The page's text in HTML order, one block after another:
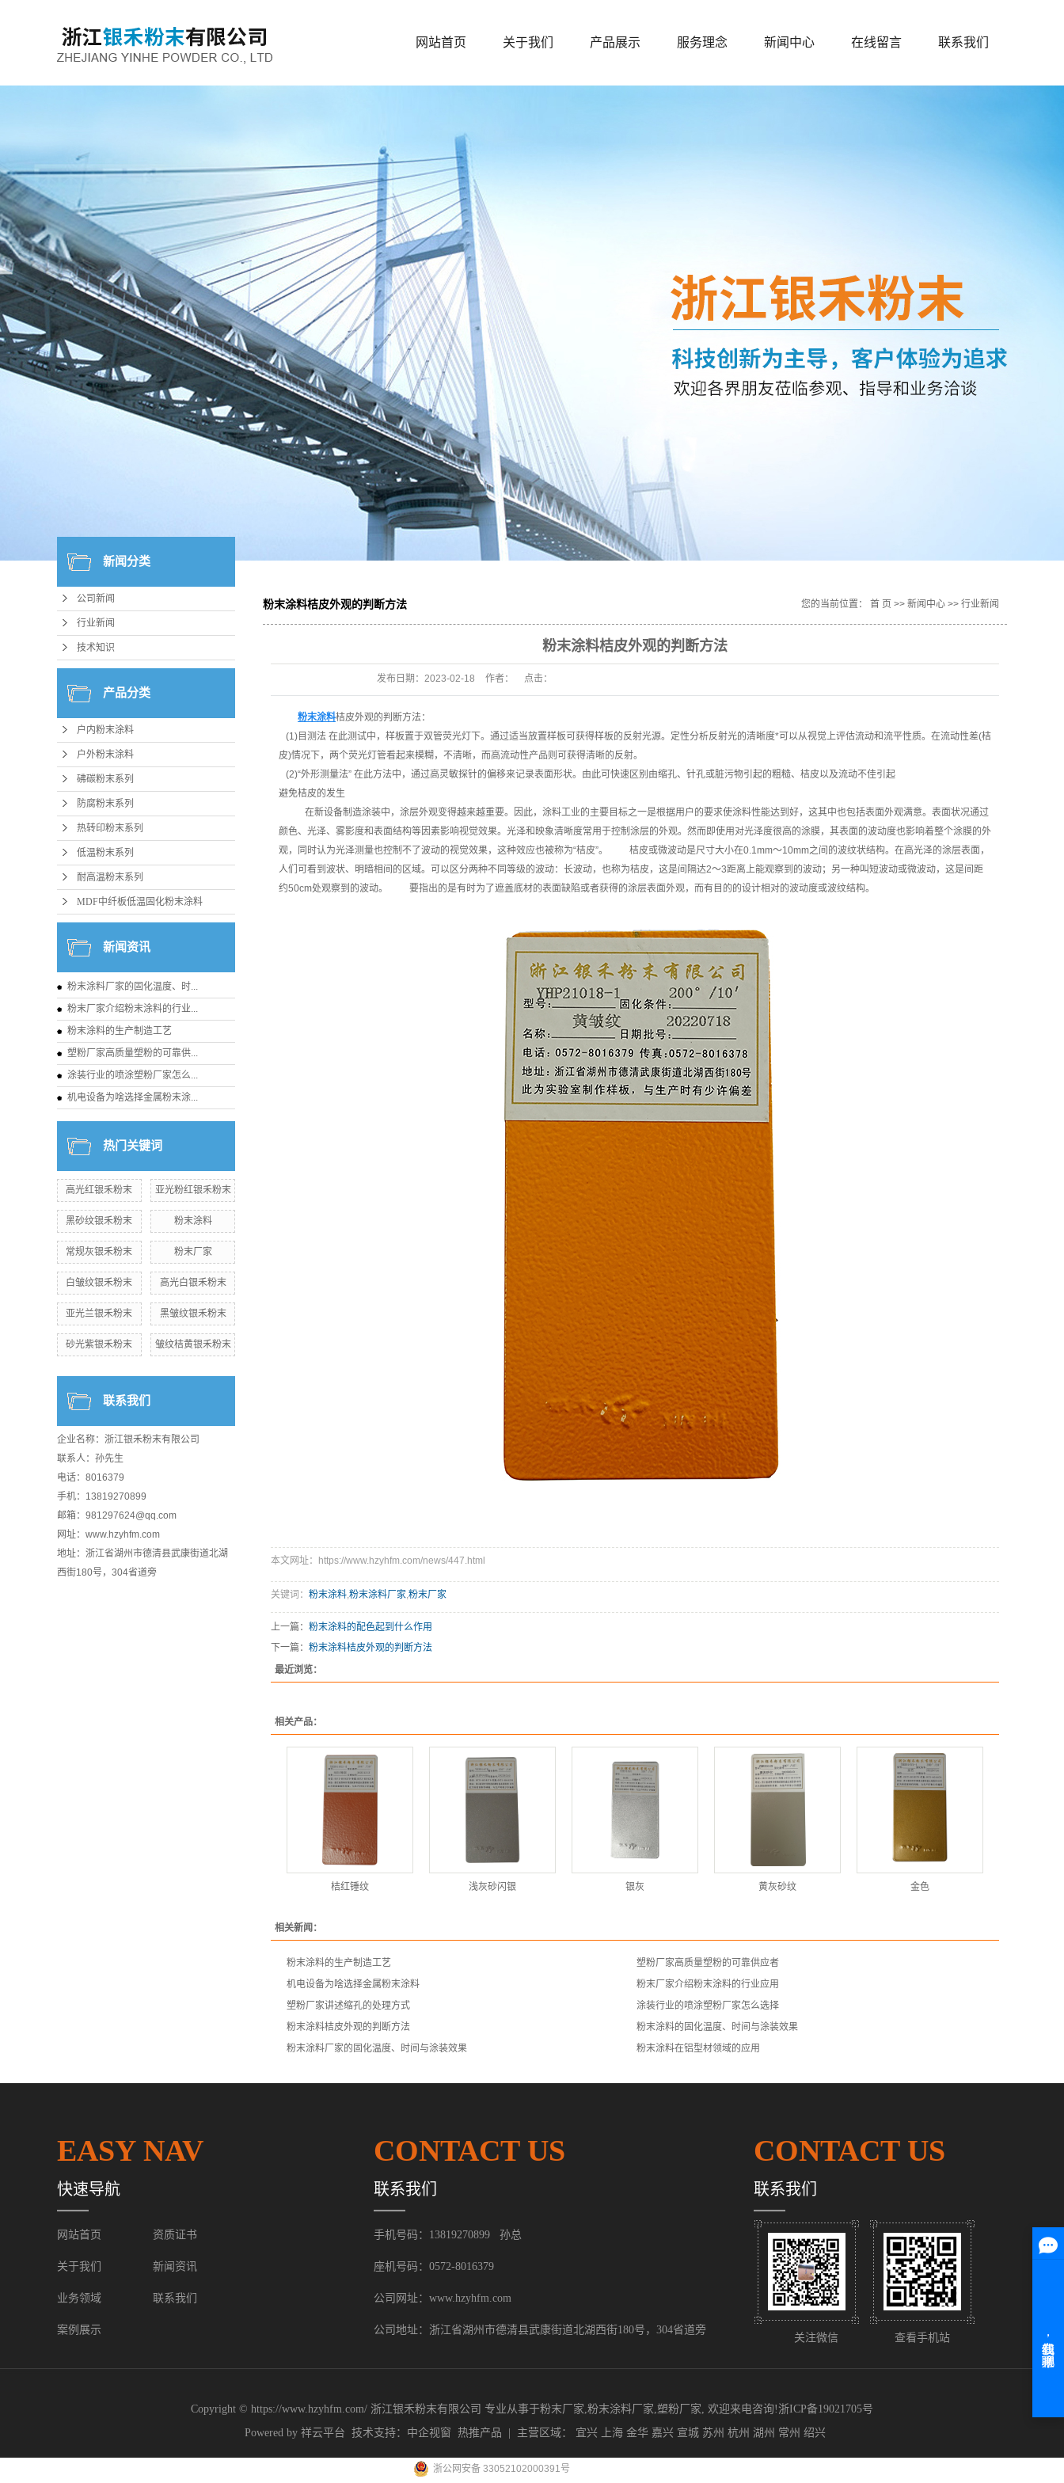
网站首页 关于我们 产品展示 服务理念 新闻中心 在线留言 联系我们
新闻分类
公司新闻
行业新闻
技术知识
产品分类
户内粉末涂料
户外粉末涂料
砩碳粉末系列
防腐粉末系列
热转印粉末系列
低温粉末系列
耐高温粉末系列
MDF中纤板低温固化粉末涂料
新闻资讯
粉末涂料厂家的固化温度、时...
粉末厂家介绍粉末涂料的行业...
粉末涂料的生产制造工艺
塑粉厂家高质量塑粉的可靠供...
涂装行业的喷涂塑粉厂家怎么...
机电设备为啥选择金属粉末涂...
热门关键词
高光红银禾粉末 亚光粉红银禾粉末
黑砂纹银禾粉末 粉末涂料
常规灰银禾粉末 粉末厂家
白皱纹银禾粉末 高光白银禾粉末
亚光兰银禾粉末 黑皱纹银禾粉末
砂光紫银禾粉末 皱纹桔黄银禾粉末
联系我们
企业名称：浙江银禾粉末有限公司
联系人：孙先生
电话：8016379
手机：13819270899
邮箱：981297624@qq.com
网址：www.hzyhfm.com
地址：浙江省湖州市德清县武康街道北湖
西街180号，304省道旁
粉末涂料桔皮外观的判断方法 您的当前位置： 首 页 >> 新闻中心 >> 行业新闻
粉末涂料桔皮外观的判断方法
发布日期： 2023-02-18 作者： 点击：
粉末涂料桔皮外观的判断方法：
(1)目测法 在此测试中，样板置于双管荧光灯下。通过适当放置样板可获得样板的反射光源。定性分析反射光的清晰度*可以从视觉上评估流动和流平性质。在流动性差(桔
皮)情况下，两个荧光灯管看起来模糊，不清晰，而高流动性产品则可获得清晰的反射。
(2)“外形测量法” 在此方法中，通过高灵敏探针的偏移来记录表面形状。由此可快速区别由缩孔、针孔或脏污物引起的粗糙、桔皮以及流动不佳引起
避免桔皮的发生
在新设备制造涂装中，涂层外观变得越来越重要。因此，涂料工业的主要目标之一是根据用户的要求使涂料性能达到好，这其中也包括表面外观满意。表面状况通过
颜色、光泽、雾影度和表面结构等因素影响视觉效果。光泽和映象清晰度常用于控制涂层的外观。然而即使用对光泽度很高的涂膜，其表面的波动度也影响着整个涂膜的外
观，同时认为光泽测量也控制不了波动的视觉效果，这种效应也被称为“桔皮”。 桔皮或微波动是尺寸大小在0.1mm～10mm之间的波纹状结构。在高光泽的涂层表面，
人们可看到波状、明暗相间的区域。可以区分两种不同等级的波动：长波动，也称为桔皮，这是间隔达2～3距离上能观察到的波动；另一种叫短波动或微波动，这是间距
约50cm处观察到的波动。 要指出的是有时为了遮盖底材的表面缺陷或者获得的涂层表面外观，而有目的的设计相对的波动度或波纹结构。
本文网址：https://www.hzyhfm.com/news/447.html
关键词： 粉末涂料,粉末涂料厂家,粉末厂家
上一篇： 粉末涂料的配色起到什么作用
下一篇： 粉末涂料桔皮外观的判断方法
最近浏览：
相关产品：
桔红锤纹 浅灰砂闪银 银灰 黄灰砂纹 金色
相关新闻：
粉末涂料的生产制造工艺
塑粉厂家高质量塑粉的可靠供应者
机电设备为啥选择金属粉末涂料
粉末厂家介绍粉末涂料的行业应用
塑粉厂家讲述缩孔的处理方式
涂装行业的喷涂塑粉厂家怎么选择
粉末涂料桔皮外观的判断方法
粉末涂料的固化温度、时间与涂装效果
粉末涂料厂家的固化温度、时间与涂装效果
粉末涂料在铝型材领域的应用
EASY NAV
快速导航
网站首页 资质证书
关于我们 新闻资讯
业务领域 联系我们
案例展示
CONTACT US
联系我们
手机号码：13819270899 孙总
座机号码：0572-8016379
公司网址：www.hzyhfm.com
公司地址：浙江省湖州市德清县武康街道北湖西街180号，304省道旁
CONTACT US
联系我们
关注微信 查看手机站
Copyright © https://www.hzyhfm.com/ 浙江银禾粉末有限公司 专业从事于粉末厂家,粉末涂料厂家,塑粉厂家, 欢迎来电咨询! 浙ICP备19021705号
Powered by 祥云平台 技术支持： 中企视窗 热推产品 | 主营区域： 宜兴 上海 金华 嘉兴 宣城 苏州 杭州 湖州 常州 绍兴
浙公网安备 33052102000391号